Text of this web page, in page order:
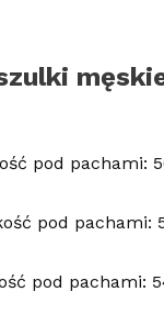
pod pachami:
pod pachami:
pod pachami: